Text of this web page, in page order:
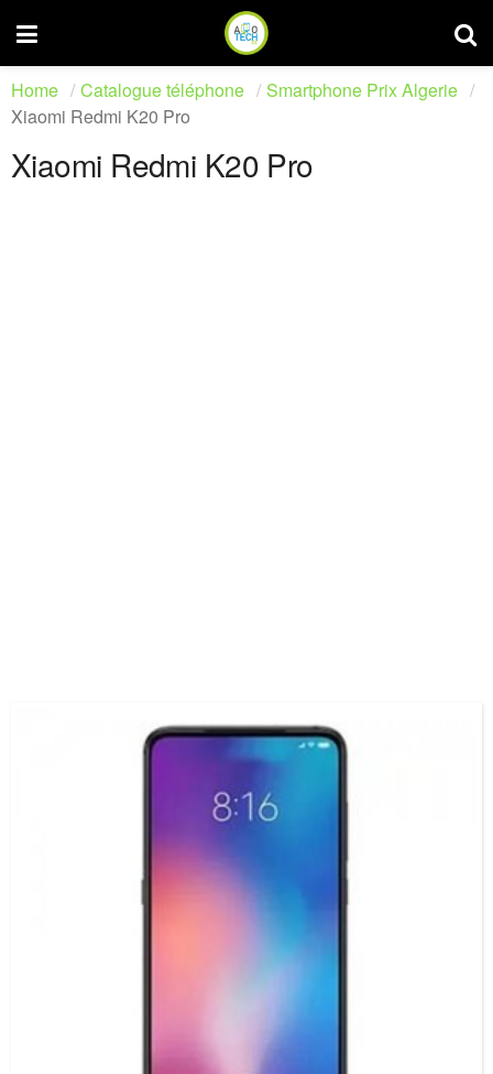
Home Catalogue téléphone
Smartphone Prix Algerie
Xiaomi Redmi K20 Pro
Xiaomi Redmi K20 Pro